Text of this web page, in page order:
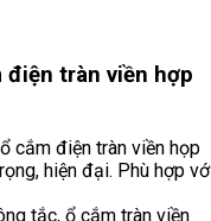
điện tràn viền hợp
cắm điện tràn viền họp
hiện đại. Phù hợp
tắc, ổ cắm tràn viền